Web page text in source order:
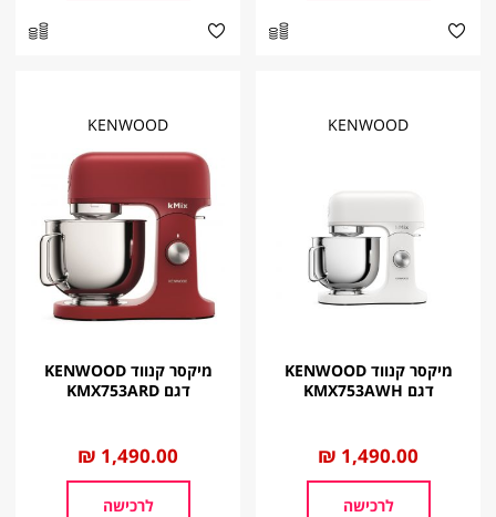
KENWOOD
מיקסר קנווד KENWOOD
דגם KMX753AWH
החל
מ
1,490.00 ₪
לרכישה
KENWOOD
מיקסר קנווד KENWOOD
דגם KMX753ARD‏
החל
מ
1,490.00 ₪
לרכישה